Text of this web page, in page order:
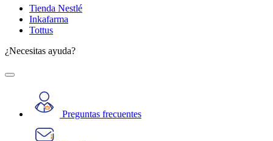
Tienda Nestlé
Inkafarma
Tottus
¿Necesitas ayuda?
Preguntas frecuentes